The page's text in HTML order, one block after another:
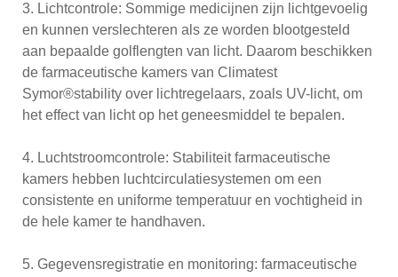
3. Lichtcontrole: Sommige medicijnen zijn lichtgevoelig
en kunnen verslechteren als ze worden blootgesteld
aan bepaalde golflengten van licht. Daarom beschikken
de farmaceutische kamers van Climatest
Symor®stability over lichtregelaars, zoals UV-licht, om
het effect van licht op het geneesmiddel te bepalen.
4. Luchtstroomcontrole: Stabiliteit farmaceutische
kamers hebben luchtcirculatiesystemen om een ​​
consistente en uniforme temperatuur en vochtigheid in
de hele kamer te handhaven.
5. Gegevensregistratie en monitoring: farmaceutische